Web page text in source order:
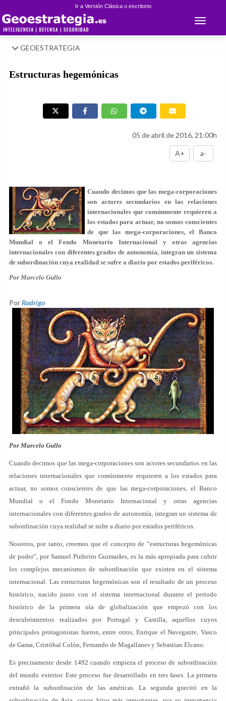
Ir a Versión Clásica o escritorio
Toggle
GEOESTRATEGIA
Estructuras hegemónicas
05 de abril de 2016, 21:00h
A+ a-
Cuando decimos que las mega-corporaciones
son actores secundarios en las relaciones
internacionales que comúnmente requieren a
los estados para actuar, no somos conscientes
de que las mega-corporaciones, el Banco
Mundial o el Fondo Monetario Internacional y otras agencias
internacionales con diferentes grados de autonomía, integran un sistema
de subordinación cuya realidad se sufre a diario por estados periféricos.
Por Marcelo Gullo
PorRodrigo
Por Marcelo Gullo
Cuando decimos que las mega-corporaciones son actores secundarios en las
relaciones internacionales que comúnmente requieren a los estados para
actuar, no somos conscientes de que las mega-corporaciones, el Banco
Mundial o el Fondo Monetario Internacional y otras agencias
internacionales con diferentes grados de autonomía, integran un sistema de
subordinación cuya realidad se sufre a diario por estados periféricos.
Nosotros, por tanto, creemos que el concepto de “estructuras hegemónicas
de poder”, por Samuel Pinheiro Guimarães, es la más apropiada para cubrir
los complejos mecanismos de subordinación que existen en el sistema
internacional. Las estructuras hegemónicas son el resultado de un proceso
histórico, nacido junto con el sistema internacional durante el periodo
histórico de la primera ola de globalización que empezó con los
descubrimientos realizados por Portugal y Castilla, aquellos cuyos
principales protagonistas fueron, entre otros, Enrique el Navegante, Vasco
de Gama, Cristóbal Colón, Fernando de Magallanes y Sebastian Elcano.
Es precisamente desde 1492 cuando empieza el proceso de subordinación
del mundo exterior. Este proceso fue desarrollado en tres fases. La primera
entrañó la subordinación de las américas. La segunda gravitó en la